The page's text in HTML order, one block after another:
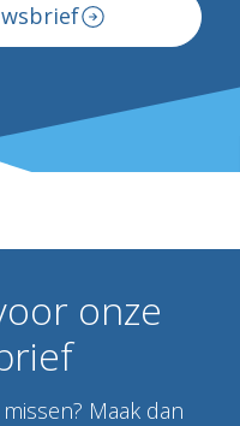
onze
Maak dan